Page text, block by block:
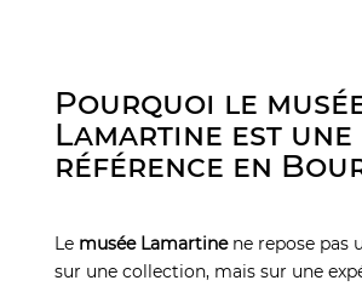
Pourquoi le
Lamartine est une
référence en
Le musée Lamartinene repose pas
sur une collection, mais sur une